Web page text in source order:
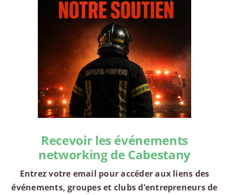
Recevoir les événements
networking de Cabestany
Entrez votre email pour accéder aux liens des
événements, groupes et clubs d’entrepreneurs de